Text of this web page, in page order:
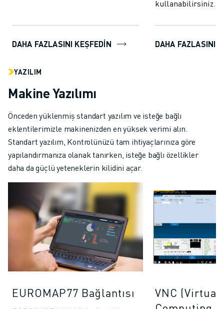
DAHA FAZLASINI KEŞFEDIN
kullanabilirsiniz.
bileşen...
DAHA FAZLASINI
YAZILIM
Makine Yazılımı
Önceden yüklenmiş standart yazılım ve isteğe bağlı
eklentilerimizle makinenizden en yüksek verimi alın.
Standart yazılım, Kontrolünüzü tam ihtiyaçlarınıza göre
yapılandırmanıza olanak tanırken, isteğe bağlı özellikler
daha da güçlü yeteneklerin kilidini açar.
EUROMAP77 Bağlantısı
VNC